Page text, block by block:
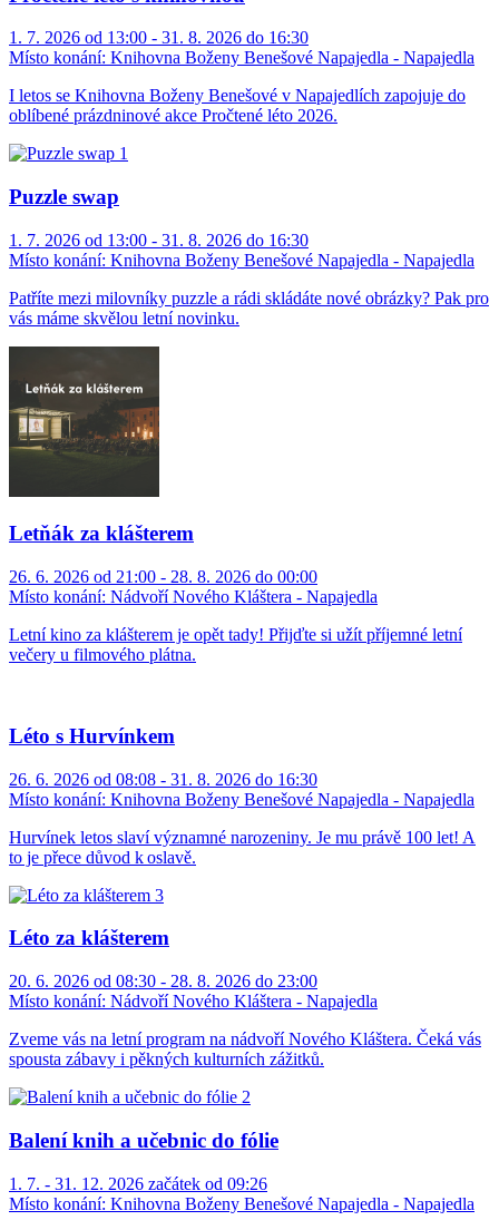
1. 7. 2026 od 13:00 - 31. 8. 2026 do 16:30
Místo konání: Knihovna Boženy Benešové Napajedla - Napajedla
I letos se Knihovna Boženy Benešové v Napajedlích zapojuje do
oblíbené prázdninové akce Pročtené léto 2026.
Puzzle swap
1. 7. 2026 od 13:00 - 31. 8. 2026 do 16:30
Místo konání: Knihovna Boženy Benešové Napajedla - Napajedla
Patříte mezi milovníky puzzle a rádi skládáte nové obrázky? Pak pro
vás máme skvělou letní novinku.
Letňák za klášterem
26. 6. 2026 od 21:00 - 28. 8. 2026 do 00:00
Místo konání: Nádvoří Nového Kláštera - Napajedla
Letní kino za klášterem je opět tady! Přijďte si užít příjemné letní
večery u filmového plátna.
Léto s Hurvínkem
26. 6. 2026 od 08:08 - 31. 8. 2026 do 16:30
Místo konání: Knihovna Boženy Benešové Napajedla - Napajedla
Hurvínek letos slaví významné narozeniny. Je mu právě 100 let! A
to je přece důvod k oslavě.
Léto za klášterem
20. 6. 2026 od 08:30 - 28. 8. 2026 do 23:00
Místo konání: Nádvoří Nového Kláštera - Napajedla
Zveme vás na letní program na nádvoří Nového Kláštera. Čeká vás
spousta zábavy i pěkných kulturních zážitků.
Balení knih a učebnic do fólie
1. 7. - 31. 12. 2026 začátek od 09:26
Místo konání: Knihovna Boženy Benešové Napajedla - Napajedla